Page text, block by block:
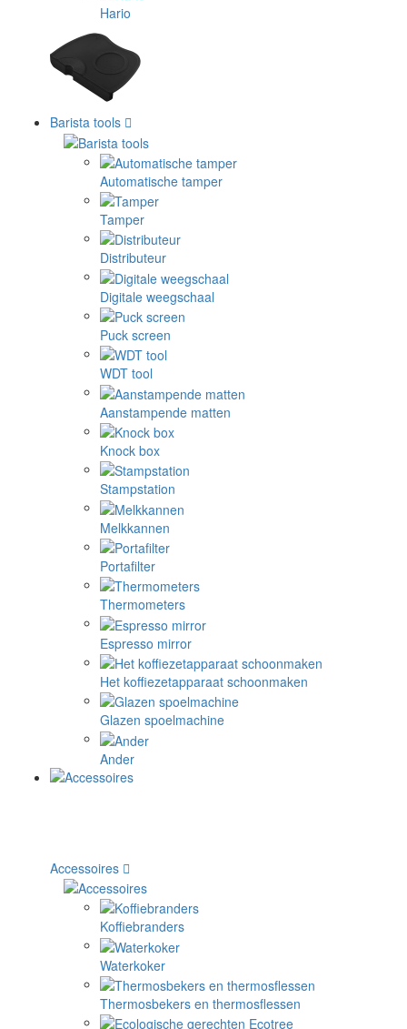
Hario
Barista tools
Automatische tamper
Tamper
Distributeur
Digitale weegschaal
Puck screen
WDT tool
Aanstampende matten
Knock box
Stampstation
Melkkannen
Portafilter
Thermometers
Espresso mirror
Het koffiezetapparaat schoonmaken
Glazen spoelmachine
Ander
Accessoires
Koffiebranders
Waterkoker
Thermosbekers en thermosflessen